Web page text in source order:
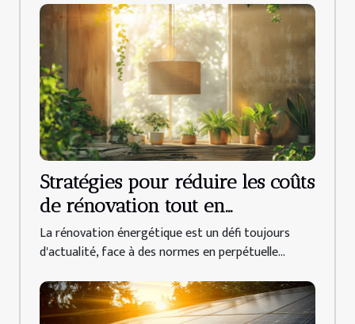
Stratégies pour réduire les coûts
de rénovation tout en
respectant les normes
énergétiques
La rénovation énergétique est un défi toujours
d'actualité, face à des normes en perpétuelle...